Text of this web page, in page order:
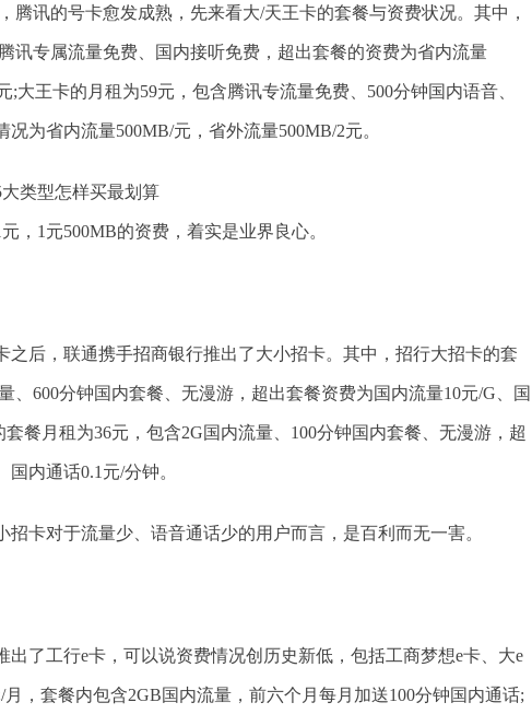
腾讯的号卡愈发成熟，先来看大/天王卡的套餐与资费状况。其中，
讯专属流量免费、国内接听免费，超出套餐的资费为省内流量
;大王卡的月租为59元，包含腾讯专流量免费、500分钟国内语音、
为省内流量500MB/元，省外流量500MB/2元。
，1元500MB的资费，着实是业界良心。
之后，联通携手招商银行推出了大小招卡。其中，招行大招卡的套
、600分钟国内套餐、无漫游，超出套餐资费为国内流量10元/G、国
餐月租为36元，包含2G国内流量、100分钟国内套餐、无漫游，超
内通话0.1元/分钟。
招卡对于流量少、语音通话少的用户而言，是百利而无一害。
出了工行e卡，可以说资费情况创历史新低，包括工商梦想e卡、大e
，套餐内包含2GB国内流量，前六个月每月加送100分钟国内通话;